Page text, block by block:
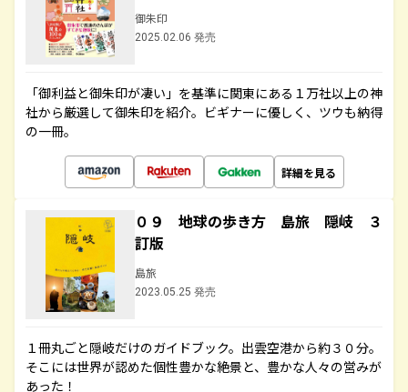
御朱印
2025.02.06 発売
「御利益と御朱印が凄い」を基準に関東にある１万社以上の神
社から厳選して御朱印を紹介。ビギナーに優しく、ツウも納得
の一冊。
詳細を見る
０９ 地球の歩き方 島旅 隠岐 ３
訂版
島旅
2023.05.25 発売
１冊丸ごと隠岐だけのガイドブック。出雲空港から約３０分。
そこには世界が認めた個性豊かな絶景と、豊かな人々の営みが
あった！